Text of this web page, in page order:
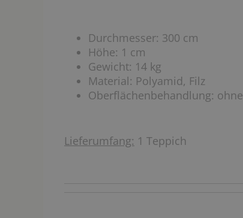
Durchmesser: 300 cm
Höhe: 1 cm
Gewicht: 14 kg
Material: Polyamid, Filz
Oberflächenbehandlung: ohne
Lieferumfang: 1 Teppich